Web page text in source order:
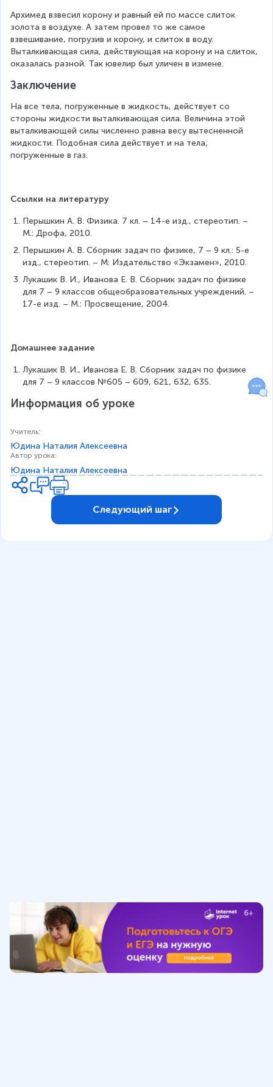
=
\
r
h
o
g
h
S
Архимед взвесил корону и равный ей по массе слиток
золота в воздухе. А затем провел то же самое
взвешивание, погрузив и корону, и слиток в воду.
Выталкивающая сила, действующая на корону и на слиток,
оказалась разной. Так ювелир был уличен в измене.
Заключение
На все тела, погруженные в жидкость, действует со
стороны жидкости выталкивающая сила. Величина этой
выталкивающей силы численно равна весу вытесненной
жидкости. Подобная сила действует и на тела,
погруженные в газ.
Ссылки на литературу
Перышкин А. В. Физика. 7 кл. – 14-е изд., стереотип. –
М.: Дрофа, 2010.
Перышкин А. В. Сборник задач по физике, 7 – 9 кл.: 5-е
изд., стереотип. – М: Издательство «Экзамен», 2010.
Лукашик В. И., Иванова Е. В. Сборник задач по физике
для 7 – 9 классов общеобразовательных учреждений. –
17-е изд. – М.: Просвещение, 2004.
Домашнее задание
Лукашик В. И., Иванова Е. В. Сборник задач по физике
для 7 – 9 классов №605 – 609, 621, 632, 635.
Информация об уроке
Учитель:
Юдина Наталия Алексеевна
Автор урока:
Юдина Наталия Алексеевна
Следующий шаг